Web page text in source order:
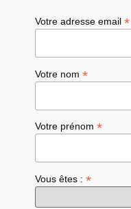
Votre adresse email*
Votre nom*
Votre prénom*
Vous êtes :*